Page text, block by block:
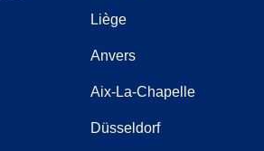
Liège
Anvers
Aix-La-Chapelle
Düsseldorf